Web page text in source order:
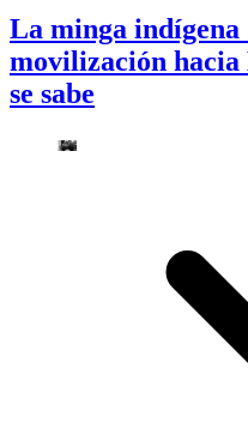
La minga indígena
movilización hacia
se sabe